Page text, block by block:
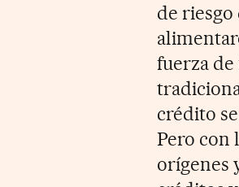
de riesgo
fuerza
crédito
Pero con
orígenes